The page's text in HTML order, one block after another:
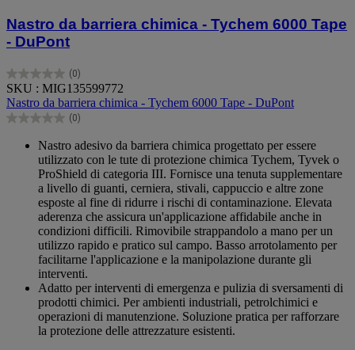
Nastro da barriera chimica - Tychem 6000 Tape
- DuPont
(0)
0.0
su
5
stelle.
SKU : MIG135599772
Nastro da barriera chimica - Tychem 6000 Tape - DuPont
(0)
0.0
Nastro adesivo da barriera chimica progettato per essere
utilizzato con le tute di protezione chimica Tychem, Tyvek o
ProShield di categoria III. Fornisce una tenuta supplementare
a livello di guanti, cerniera, stivali, cappuccio e altre zone
esposte al fine di ridurre i rischi di contaminazione. Elevata
aderenza che assicura un'applicazione affidabile anche in
condizioni difficili. Rimovibile strappandolo a mano per un
utilizzo rapido e pratico sul campo. Basso arrotolamento per
facilitarne l'applicazione e la manipolazione durante gli
interventi.
Adatto per interventi di emergenza e pulizia di sversamenti di
prodotti chimici. Per ambienti industriali, petrolchimici e
operazioni di manutenzione. Soluzione pratica per rafforzare
la protezione delle attrezzature esistenti.